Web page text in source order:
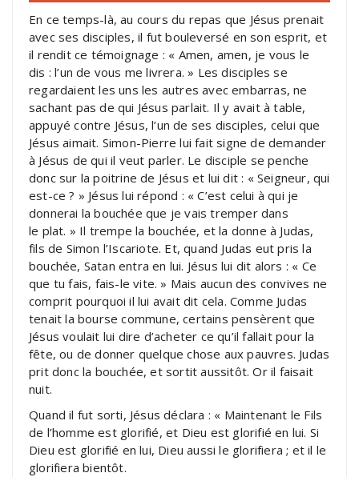
En ce temps-là, au cours du repas que Jésus prenait
avec ses disciples, il fut bouleversé en son esprit, et
il rendit ce témoignage : « Amen, amen, je vous le
dis : l’un de vous me livrera. » Les disciples se
regardaient les uns les autres avec embarras, ne
sachant pas de qui Jésus parlait. Il y avait à table,
appuyé contre Jésus, l’un de ses disciples, celui que
Jésus aimait. Simon-Pierre lui fait signe de demander
à Jésus de qui il veut parler. Le disciple se penche
donc sur la poitrine de Jésus et lui dit : « Seigneur, qui
est-ce ? » Jésus lui répond : « C’est celui à qui je
donnerai la bouchée que je vais tremper dans
le plat. » Il trempe la bouchée, et la donne à Judas,
fils de Simon l’Iscariote. Et, quand Judas eut pris la
bouchée, Satan entra en lui. Jésus lui dit alors : « Ce
que tu fais, fais-le vite. » Mais aucun des convives ne
comprit pourquoi il lui avait dit cela. Comme Judas
tenait la bourse commune, certains pensèrent que
Jésus voulait lui dire d’acheter ce qu’il fallait pour la
fête, ou de donner quelque chose aux pauvres. Judas
prit donc la bouchée, et sortit aussitôt. Or il faisait
nuit.
Quand il fut sorti, Jésus déclara : « Maintenant le Fils
de l’homme est glorifié, et Dieu est glorifié en lui. Si
Dieu est glorifié en lui, Dieu aussi le glorifiera ; et il le
glorifiera bientôt.